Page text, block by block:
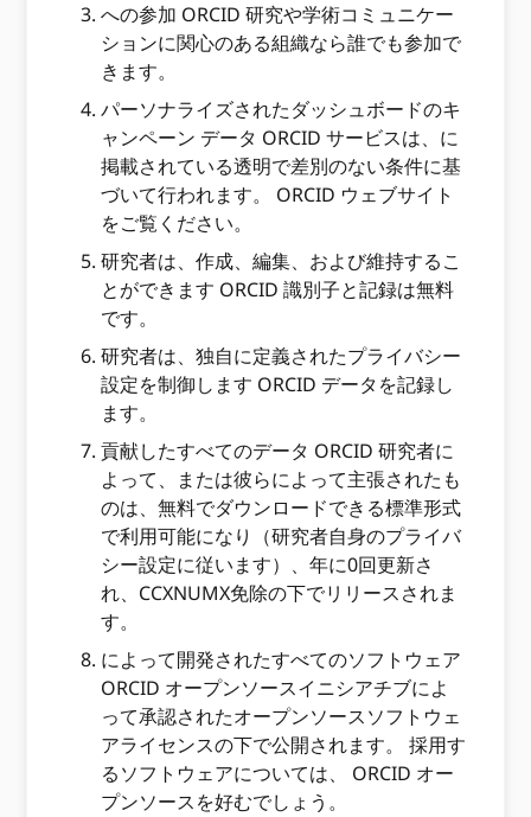
への参加 ORCID 研究や学術コミュニケー
ションに関心のある組織なら誰でも参加で
きます。
パーソナライズされたダッシュボードのキ
ャンペーン データ ORCID サービスは、に
掲載されている透明で差別のない条件に基
づいて行われます。 ORCID ウェブサイト
をご覧ください。
研究者は、作成、編集、および維持するこ
とができます ORCID 識別子と記録は無料
です。
研究者は、独自に定義されたプライバシー
設定を制御します ORCID データを記録し
ます。
貢献したすべてのデータ ORCID 研究者に
よって、または彼らによって主張されたも
のは、無料でダウンロードできる標準形式
で利用可能になり（研究者自身のプライバ
シー設定に従います）、年に0回更新さ
れ、CCXNUMX免除の下でリリースされま
す。
によって開発されたすべてのソフトウェア
ORCID オープンソースイニシアチブによ
って承認されたオープンソースソフトウェ
アライセンスの下で公開されます。 採用す
るソフトウェアについては、 ORCID オー
プンソースを好むでしょう。